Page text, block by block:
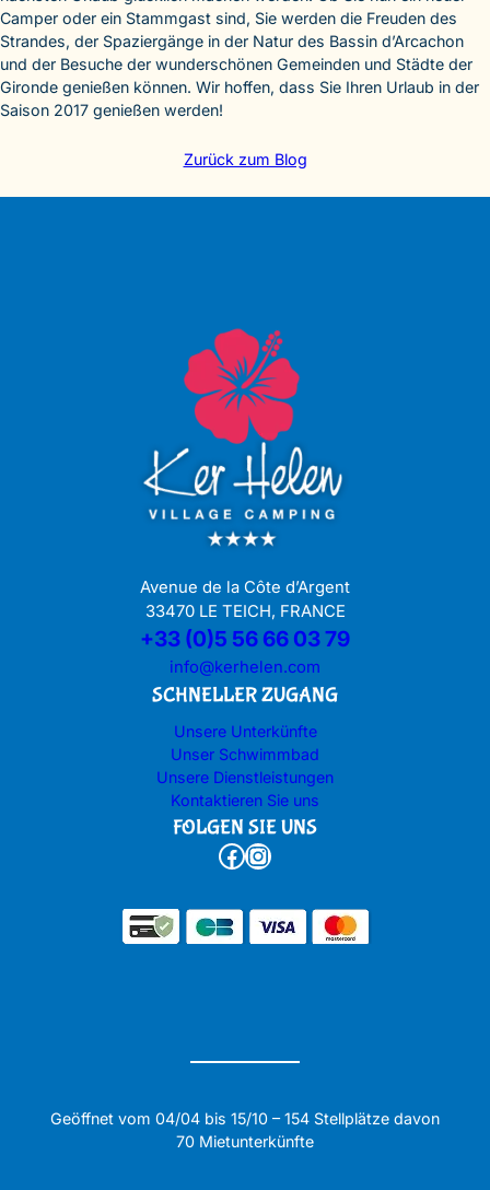
Camper oder ein Stammgast sind, Sie werden die Freuden des
Strandes, der Spaziergänge in der Natur des Bassin d’Arcachon
und der Besuche der wunderschönen Gemeinden und Städte der
Gironde genießen können. Wir hoffen, dass Sie Ihren Urlaub in der
Saison 2017 genießen werden!
Zurück zum Blog
Avenue de la Côte d’Argent
33470 LE TEICH, FRANCE
+33 (0)5 56 66 03 79
info@kerhelen.com
SCHNELLER ZUGANG
Unsere Unterkünfte
Unser Schwimmbad
Unsere Dienstleistungen
Kontaktieren Sie uns
FOLGEN SIE UNS
Facebook Instagram
Geöffnet vom 04/04 bis 15/10 – 154 Stellplätze davon
70 Mietunterkünfte